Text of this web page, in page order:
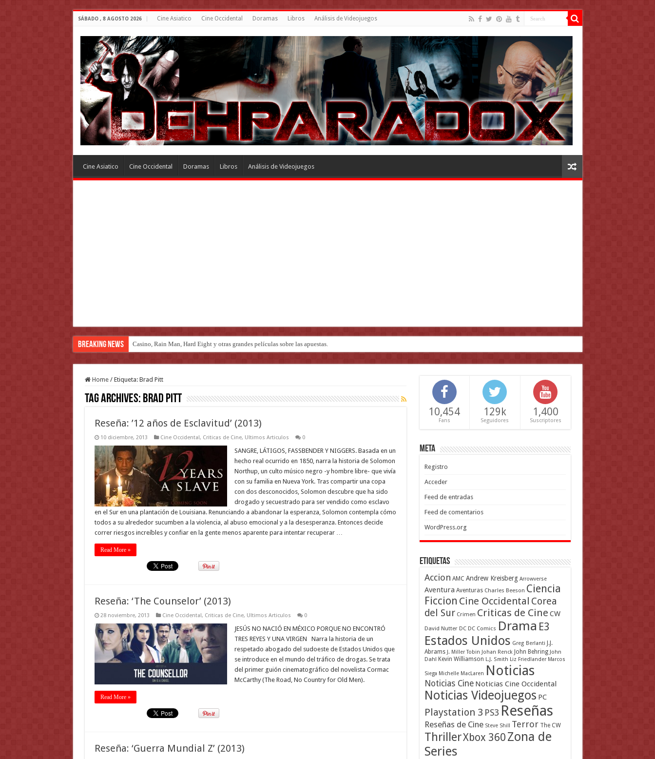
SÁBADO , 8 AGOSTO 2026 Cine Asiatico Cine Occidental Doramas Libros Análisis de Videojuegos
Cine Asiatico Cine Occidental Doramas Libros Análisis de Videojuegos
Breaking News Casino, Rain Man, Hard Eight y otras grandes películas sobre las apuestas.
Introducción al maravilloso mundo de ‘Deadly Premonition’
Home / Etiqueta: Brad Pitt
Tag Archives: Brad Pitt
Reseña: ’12 años de Esclavitud’ (2013)
10 diciembre, 2013 Cine Occidental, Criticas de Cine, Ultimos Articulos 0
SANGRE, LÁTIGOS, FASSBENDER Y NIGGERS. Basada en un
hecho real ocurrido en 1850, narra la historia de Solomon
Northup, un culto músico negro -y hombre libre- que vivía
con su familia en Nueva York. Tras compartir una copa
con dos desconocidos, Solomon descubre que ha sido
drogado y secuestrado para ser vendido como esclavo
en el Sur en una plantación de Louisiana. Renunciando a abandonar la esperanza, Solomon contempla cómo
todos a su alrededor sucumben a la violencia, al abuso emocional y a la desesperanza. Entonces decide
correr riesgos increíbles y confiar en la gente menos aparente para intentar recuperar …
Read More »
Reseña: ‘The Counselor’ (2013)
28 noviembre, 2013 Cine Occidental, Criticas de Cine, Ultimos Articulos 0
JESÚS NO NACIÓ EN MÉXICO PORQUE NO ENCONTRÓ
TRES REYES Y UNA VIRGEN Narra la historia de un
respetado abogado del sudoeste de Estados Unidos que
se introduce en el mundo del tráfico de drogas. Se trata
del primer guión cinematográfico del novelista Cormac
McCarthy (The Road, No Country for Old Men).
Read More »
Reseña: ‘Guerra Mundial Z’ (2013)
10,454
Fans
129k
Seguidores
1,400
Suscriptores
Meta
Registro
Acceder
Feed de entradas
Feed de comentarios
WordPress.org
Etiquetas
Accion AMC Andrew Kreisberg Arrowverse
Aventura Aventuras Charles Beeson Ciencia
Ficcion Cine Occidental Corea
del Sur Crimen Criticas de Cine CW
David Nutter DC DC Comics Drama E3
Estados Unidos Greg Berlanti
J.J.
Abrams J. Miller Tobin Johan Renck John Behring John
Dahl Kevin Williamson L.J. Smith Liz Friedlander Marcos
Siega Michelle MacLaren Noticias
Noticias Cine Noticias Cine Occidental
Noticias Videojuegos PC
Playstation 3 PS3 Reseñas
Reseñas de Cine Steve Shill Terror The CW
ThrillerXbox 360 Zona de
Series